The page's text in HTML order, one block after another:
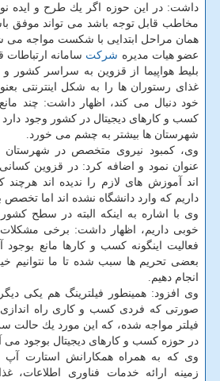
داشت: در این حوزه اگر یك طرح و ایده نو،
مخاطب قابل توجه باشد می تواند موفق
همان مراحل ابتدایی با شكست مواجه می
عضو هیات مدیره شركت سامانه
بلیط هواپیما از قزوین به سراسر
غذای رستوران ها را به شكل اینترنتی
خود دنبال می كند، اظهار داشت: چند
كسب و كارهای دیجیتال در كشور وجود
شهرستان ها بیشتر به چشم می خورد.
وی، كمبود نیروی متخصص در شهرستان
عنوان نمود و اضافه كرد: در قزوین
اند آموزش های لازم را ندیده اند هرچند
داریم كه وارد دانشگاه نشده اند اما تخصص
وی با اشاره به اینكه البته در سطح
خوبی داریم، اظهار داشت: برخی
فعالیت اینگونه كسب و كارها مانع
بعضی تحریم ها سبب شده تا ما نتوانیم
انجام دهیم.
وی افزود: همینطور فیلترینگ هم یكی
صورتی كه فردی كسب و كاری راه
فیلتر مواجه شده، كه این مورد یك حالت
در حوزه كسب و كارهای دیجیتال بوجود می
وی كه به همراه همكارانش استارت آپ
زمینه ارائه خدمات فناوری اطلاعات،